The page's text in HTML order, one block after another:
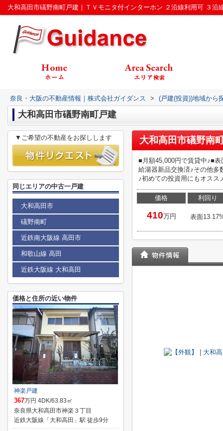
奈良・大阪の不動産情報｜株式会社ガイダンス > (戸建(投資))地域から
大和高田市礒野南町戸建
大和高田市礒野南
■月額45,000円で賃貸中♪■
給湯器新品交換済♪その他多
♪初めての投資用にもオスス
価格
410万円
利回り
表面
▼ご希望の不動産をお探しします
同じエリアの中古一戸建
大和高田市
礒野南町
近鉄南大阪線 高田市
和歌山線 高田
近鉄大阪線 大和高田
価格と住所の近い物件
神楽戸建
367万円 4DK/63.83㎡
奈良県大和高田市神楽３丁目
近鉄大阪線「大和高田」駅 徒歩9分